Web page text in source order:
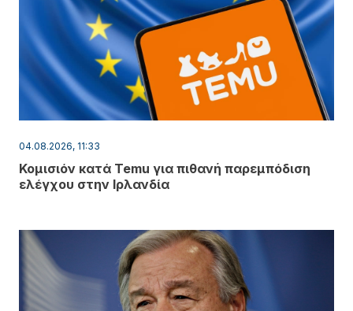
04.08.2026, 11:33
Κομισιόν κατά Temu για πιθανή παρεμπόδιση
ελέγχου στην Ιρλανδία